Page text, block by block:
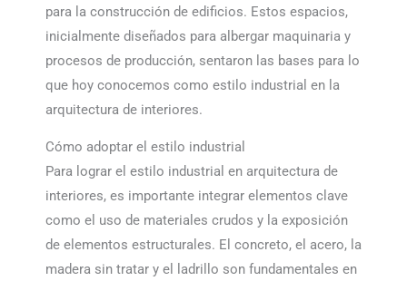
para la construcción de edificios. Estos espacios,
inicialmente diseñados para albergar maquinaria y
procesos de producción, sentaron las bases para lo
que hoy conocemos como estilo industrial en la
arquitectura de interiores.
Cómo adoptar el estilo industrial
Para lograr el estilo industrial en arquitectura de
interiores, es importante integrar elementos clave
como el uso de materiales crudos y la exposición
de elementos estructurales. El concreto, el acero, la
madera sin tratar y el ladrillo son fundamentales en